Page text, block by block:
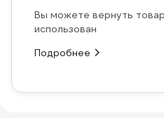
Вы можете вернуть
использован
Подробнее